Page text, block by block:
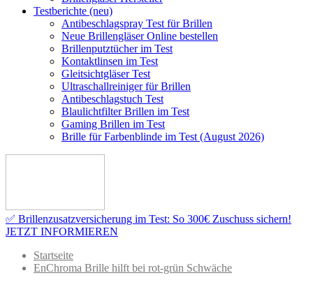
Testberichte (neu)
Antibeschlagspray Test für Brillen
Neue Brillengläser Online bestellen
Brillenputztücher im Test
Kontaktlinsen im Test
Gleitsichtgläser Test
Ultraschallreiniger für Brillen
Antibeschlagstuch Test
Blaulichtfilter Brillen im Test
Gaming Brillen im Test
Brille für Farbenblinde im Test (August 2026)
✅ Brillenzusatzversicherung im Test: So 300€ Zuschuss sichern!
JETZT INFORMIEREN
Startseite
EnChroma Brille hilft bei rot-grün Schwäche